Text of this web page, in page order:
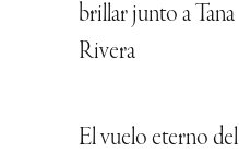
brillar junto a Tana
Rivera
El vuelo eterno del